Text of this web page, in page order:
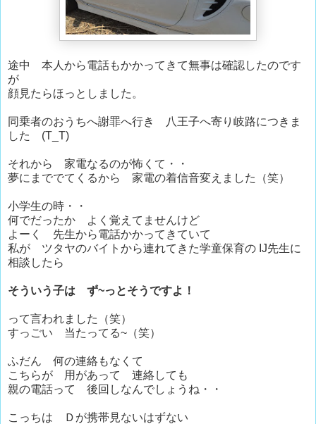
途中 本人から電話もかかってきて無事は確認したのです
が
顔見たらほっとしました。
同乗者のおうちへ謝罪へ行き 八王子へ寄り岐路につきま
した (T_T)
それから 家電なるのが怖くて・・
夢にまででてくるから 家電の着信音変えました（笑）
小学生の時・・
何でだったか よく覚えてませんけど
よーく 先生から電話かかってきていて
私が ツタヤのバイトから連れてきた学童保育の IJ先生に
相談したら
そういう子は ず~っとそうですよ！
って言われました（笑）
すっごい 当たってる~（笑）
ふだん 何の連絡もなくて
こちらが 用があって 連絡しても
親の電話って 後回しなんでしょうね・・
こっちは Ｄが携帯見ないはずない